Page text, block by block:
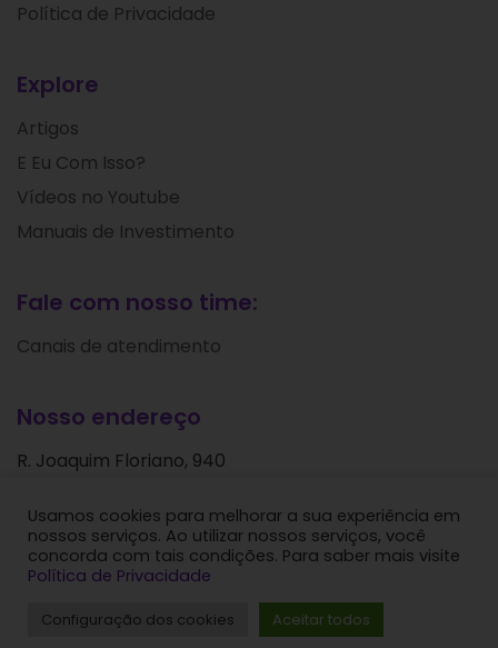
Política de Privacidade
Explore
Artigos
E Eu Com Isso?
Vídeos no Youtube
Manuais de Investimento
Fale com nosso time:
Canais de atendimento
Nosso endereço
R. Joaquim Floriano, 940
São Paulo - SP
CEP: 04534-004
Levante Ideias de Investimentos © 2024. Todos os
direitos reservados.
Usamos cookies para melhorar a sua experiência em
nossos serviços. Ao utilizar nossos serviços, você
concorda com tais condições. Para saber mais visite
Política de Privacidade
Configuração dos cookies Aceitar todos